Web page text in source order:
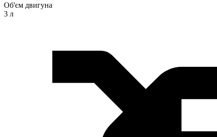
Об'єм двигуна
3 л